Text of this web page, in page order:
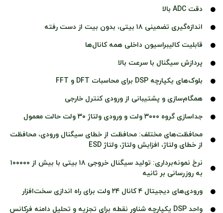
دقت ADC بالا
اندازه‌گیری تضمینی ۱۸ بیتی، بدون بیت از دست رفته
قابلیت کالیبراسیون داخلی همه کانال‌ها
پردازش سیگنال با سرعت بالا
بلوک‌های یکپارچه DSP برای محاسبات DFT و FFT
همگام‌سازی و پشتیبانی از ورودی کنترل خارجی
جداسازی گروه ۳۰۰۰ ولت و ورودی ولتاژ ۳۰ ولت حالت معمول
محافظت‌های مختلف: محافظت از خطای سیگنال ورودی، محافظت
از خطای ولتاژ، افزایش ولتاژ، ولتاژ ESD
نرخ نمونه‌برداری: تولید سیگنال خروجی ۱۸ بیتی با بیش از ۱۰۰۰۰۰
به روزرسانی بر ثانیه
ورودی‌های دیجیتال ۴ کانال ۲۴ ولت برای راه اندازی سخت‌افزار
واحد DSP یکپارچه شناور نقطه برای تجزیه و تحلیل دامنه فرکانس